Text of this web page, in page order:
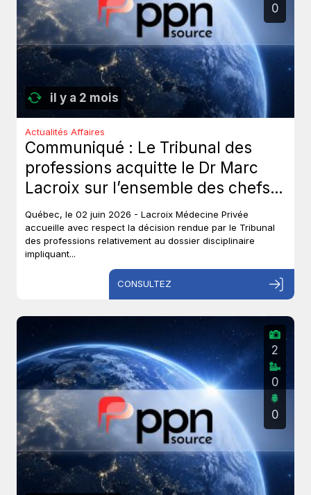
il y a 2 mois
0
Actualités Affaires
Communiqué : Le Tribunal des
professions acquitte le Dr Marc
Lacroix sur l’ensemble des chefs
et met un terme à près de six ans
de procédures disciplinaires.
Québec, le 02 juin 2026 - Lacroix Médecine Privée
accueille avec respect la décision rendue par le Tribunal
des professions relativement au dossier disciplinaire
impliquant...
CONSULTEZ
2
0
0